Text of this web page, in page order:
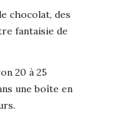
chocolat, des
fantaisie de
20 à 25
une boîte en